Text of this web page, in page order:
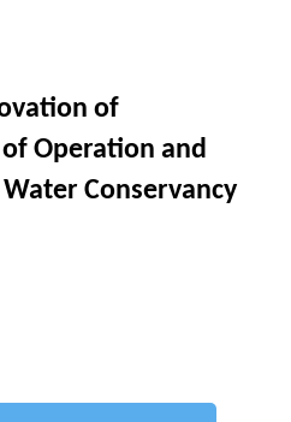
of
Operation and
Conservancy